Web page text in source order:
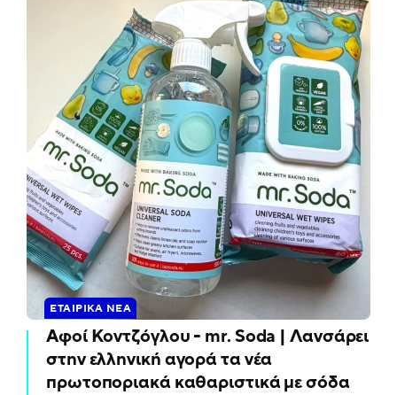
ΕΤΑΙΡΙΚΆ ΝΈΑ
Αφοί Κοντζόγλου - mr. Soda | Λανσάρει
στην ελληνική αγορά τα νέα
πρωτοποριακά καθαριστικά με σόδα